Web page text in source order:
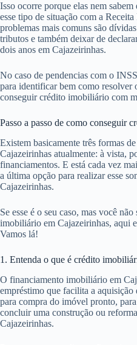
Isso ocorre porque elas nem
esse tipo de situação com a
problemas mais comuns são
tributos e também deixar de
dois anos em Cajazeirinhas.
No caso de pendencias com o
para identificar bem como resolver
conseguir crédito imobiliário com
Passo a passo de como conseguir
Existem basicamente três formas
Cajazeirinhas atualmente: à vista,
financiamentos. E está cada vez
a última opção para realizar esse
Cajazeirinhas.
Se esse é o seu caso, mas você
imobiliário em Cajazeirinhas, aqui
Vamos lá!
1. Entenda o que é crédito
O financiamento imobiliário em
empréstimo que facilita a
para compra do imóvel pronto,
concluir uma construção ou
Cajazeirinhas.